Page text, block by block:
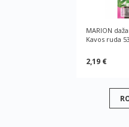
MARION
Kavos ruda
2,19 €